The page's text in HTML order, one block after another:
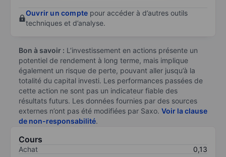
Ouvrir un compte pour accéder à d’autres outils
techniques et d’analyse.
Bon à savoir : L’investissement en actions présente un
potentiel de rendement à long terme, mais implique
également un risque de perte, pouvant aller jusqu’à la
totalité du capital investi. Les performances passées de
cette action ne sont pas un indicateur fiable des
résultats futurs. Les données fournies par des sources
externes n’ont pas été modifiées par Saxo. Voir la clause
de non-responsabilité.
Cours
Achat
0,13